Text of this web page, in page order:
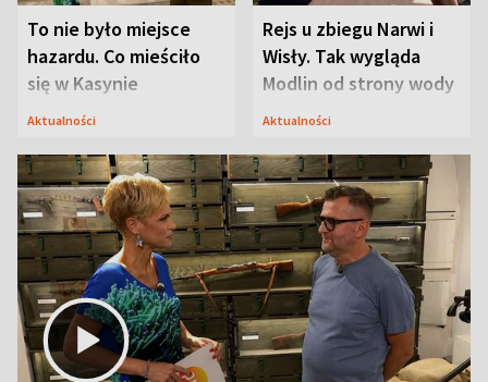
To nie było miejsce
hazardu. Co mieściło
się w Kasynie
Oficerskim?
Aktualności
Rejs u zbiegu Narwi i
Wisły. Tak wygląda
Modlin od strony wody
Aktualności